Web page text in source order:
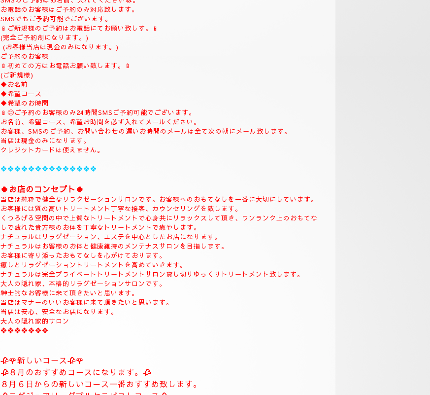
💎ご予約制💎
お電話 (090-1287-6359)
(事前の完全ご予約制)
当日でもご予約可能でございます。
10時よりお電話でご予約の受付致します。
(土曜日は9時よりお電話受付致します)
お時間の完全ご予約制になります。
(ご予約は完全ご予約制です。)
❖❖❖❖❖❖❖❖❖❖❖❖❖❖❖❖
💎ナチュラルのホームページにようこそ 💎
当店のHPをお選びいただき誠にありがとうございます。
📱090-1287-6359 📱
(出張は最終受付22時迄になりますがそれ以降はご相談下さい。)
📱受付時間10時〜になります。📱
当日のご予約もご予約制になりますので、お早めのご予約でお願い致します。
(お問い合わせは全てのお客様SMSのみ対応致します。)
SMSのご予約はお名前、入れてくださいね。
お電話のお客様はご予約のみ対応致します。
SMSでもご予約可能でございます。
📱ご新規様のご予約はお電話にてお願い致しす。📱
(完全ご予約制になります。)
(お客様当店は現金のみになります。)
ご予約のお客様
📱初めての方はお電話お願い致します。📱
(ご新規様)
◆お名前
◆希望コース
◆希望のお時間
📱😊ご予約のお客様のみ24時間SMSご予約可能でございます。
お名前、希望コース、希望お時間を必ず入れてメールください。
クレジットカードは使えません。
❖❖❖❖❖❖❖❖❖❖❖❖❖❖